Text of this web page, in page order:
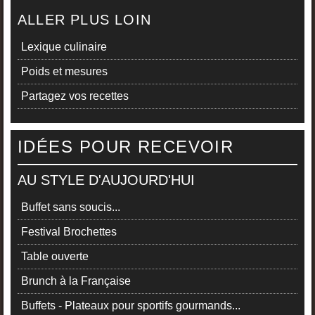
ALLER PLUS LOIN
Lexique culinaire
Poids et mesures
Partagez vos recettes
IDÉES POUR RECEVOIR
AU STYLE D'AUJOURD'HUI
Buffet sans soucis...
Festival Brochettes
Table ouverte
Brunch à la Française
Buffets - Plateaux pour sportifs gourmands...